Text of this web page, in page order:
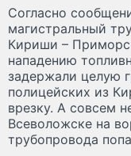
Согласно
магистральный
Кириши –
нападению
задержали целую
полицейских из
врезку. А совсем
Всеволожске на
трубопровода